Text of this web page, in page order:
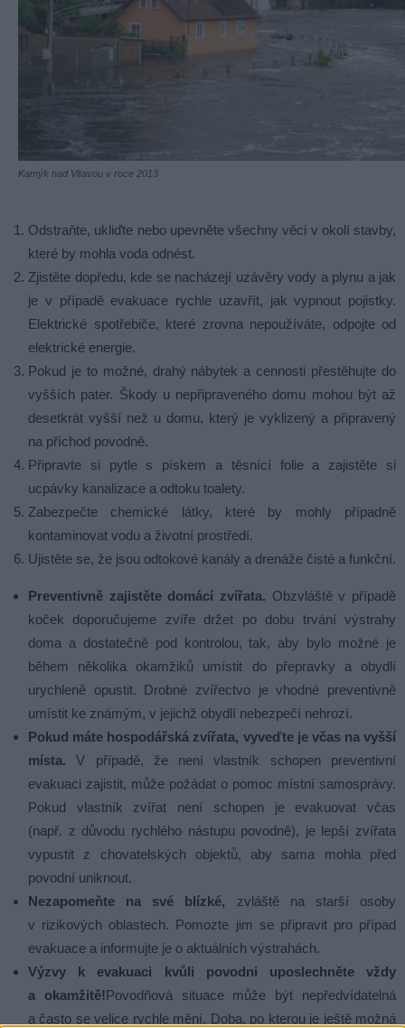
Kamýk nad Vltavou v roce 2013
Odstraňte, ukliďte nebo upevněte všechny věci v okolí stavby,
které by mohla voda odnést.
Zjistěte dopředu, kde se nacházejí uzávěry vody a plynu a jak
je v případě evakuace rychle uzavřít, jak vypnout pojistky.
Elektrické spotřebiče, které zrovna nepoužíváte, odpojte od
elektrické energie.
Pokud je to možné, drahý nábytek a cennosti přestěhujte do
vyšších pater. Škody u nepřipraveného domu mohou být až
desetkrát vyšší než u domu, který je vyklizený a připravený
na příchod povodně.
Připravte si pytle s pískem a těsnící folie a zajistěte si
ucpávky kanalizace a odtoku toalety.
Zabezpečte chemické látky, které by mohly případně
kontaminovat vodu a životní prostředí.
Ujistěte se, že jsou odtokové kanály a drenáže čisté a funkční.
Preventivně zajistěte domácí zvířata. Obzvláště v případě
koček doporučujeme zvíře držet po dobu trvání výstrahy
doma a dostatečně pod kontrolou, tak, aby bylo možné je
během několika okamžiků umístit do přepravky a obydlí
urychleně opustit. Drobné zvířectvo je vhodné preventivně
umístit ke známým, v jejichž obydlí nebezpečí nehrozí.
Pokud máte hospodářská zvířata, vyveďte je včas na vyšší
místa. V případě, že není vlastník schopen preventivní
evakuaci zajistit, může požádat o pomoc místní samosprávy.
Pokud vlastník zvířat není schopen je evakuovat včas
(např. z důvodu rychlého nástupu povodně), je lepší zvířata
vypustit z chovatelských objektů, aby sama mohla před
povodní uniknout.
Nezapomeňte na své blízké, zvláště na starší osoby
v rizikových oblastech. Pomozte jim se připravit pro případ
evakuace a informujte je o aktuálních výstrahách.
Výzvy k evakuaci kvůli povodni uposlechněte vždy
a okamžitě!Povodňová situace může být nepředvídatelná
a často se velice rychle mění. Doba, po kterou je ještě možná